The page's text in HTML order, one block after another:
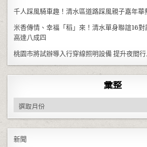
千人踩風騎車趣！清水區道路踩風親子嘉年華
米香傳情、幸福「稻」來！清水單身聯誼16
高達八成四
桃園市將試辦導入行穿線照明設備 提升夜間
彙整
彙整
新聞